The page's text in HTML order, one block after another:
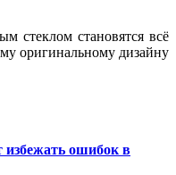
стеклом становятся всё
оригинальному дизайну
избежать ошибок в